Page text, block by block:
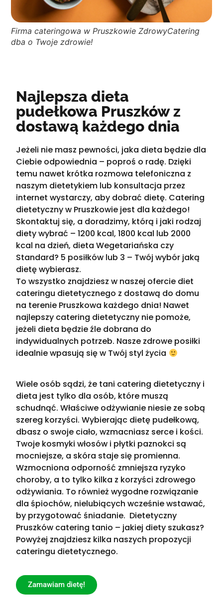
Firma cateringowa w Pruszkowie ZdrowyCatering
dba o Twoje zdrowie!
Najlepsza dieta
pudełkowa Pruszków z
dostawą każdego dnia
Jeżeli nie masz pewności, jaka dieta będzie dla
Ciebie odpowiednia – poproś o radę. Dzięki
temu nawet krótka rozmowa telefoniczna z
naszym dietetykiem lub konsultacja przez
internet wystarczy, aby dobrać dietę. Catering
dietetyczny w Pruszkowie jest dla każdego!
Skontaktuj się, a doradzimy, którą i jaki rodzaj
diety wybrać – 1200 kcal, 1800 kcal lub 2000
kcal na dzień, dieta Wegetariańska czy
Standard? 5 posiłków lub 3 – Twój wybór jaką
dietę wybierasz.
To wszystko znajdziesz w naszej ofercie diet
cateringu dietetycznego z dostawą do domu
na terenie Pruszkowa każdego dnia! Nawet
najlepszy catering dietetyczny nie pomoże,
jeżeli dieta będzie źle dobrana do
indywidualnych potrzeb. Nasze zdrowe posiłki
idealnie wpasują się w Twój styl życia
Wiele osób sądzi, że tani catering dietetyczny i
dieta jest tylko dla osób, które muszą
schudnąć. Właściwe odżywianie niesie ze sobą
szereg korzyści. Wybierając dietę pudełkową,
dbasz o swoje ciało, wzmacniasz serce i kości.
Twoje kosmyki włosów i płytki paznokci są
mocniejsze, a skóra staje się promienna.
Wzmocniona odporność zmniejsza ryzyko
choroby, a to tylko kilka z korzyści zdrowego
odżywiania. To również wygodne rozwiązanie
dla śpiochów, nielubiących wcześnie wstawać,
by przygotować śniadanie. Dietetyczny
Pruszków catering tanio – jakiej diety szukasz?
Powyżej znajdziesz kilka naszych propozycji
cateringu dietetycznego.
Zamawiam dietę!